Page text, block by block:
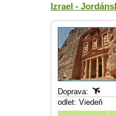
Izrael -
Doprava:
odlet: Viedeň